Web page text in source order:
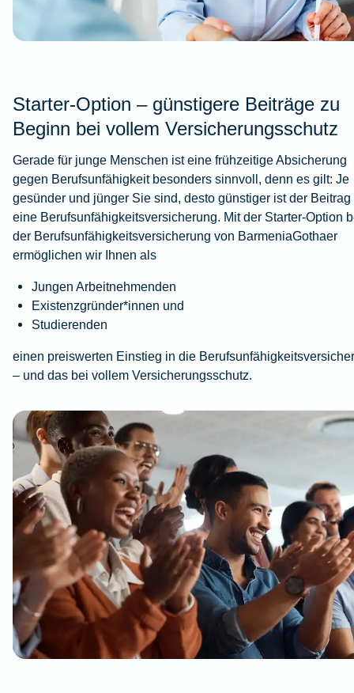
Starter-Option – günstigere Beiträge zu
Beginn bei vollem Versicherungsschutz
Gerade für junge Menschen ist eine frühzeitige Absicherung
gegen Berufsunfähigkeit besonders sinnvoll, denn es gilt: Je
gesünder und jünger Sie sind, desto günstiger ist der Beitrag
eine Berufsunfähigkeitsversicherung. Mit der Starter-Option
der Berufsunfähigkeitsversicherung von BarmeniaGothaer
ermöglichen wir Ihnen als
Jungen Arbeitnehmenden
Existenzgründer*innen und
Studierenden
einen preiswerten Einstieg in die
– und das bei vollem Versicherungsschutz.